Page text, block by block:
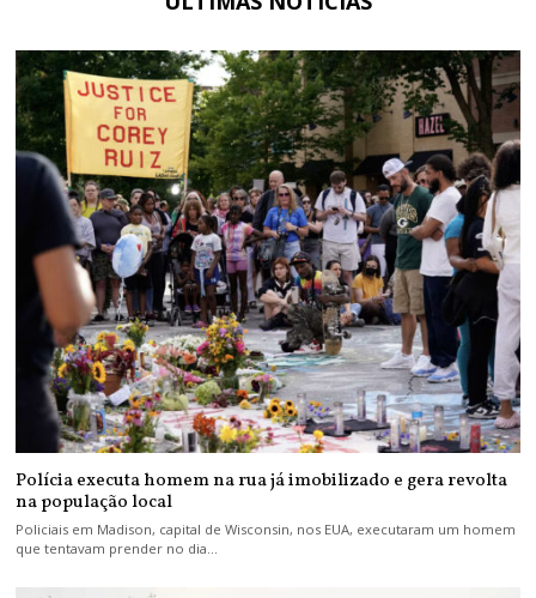
Polícia executa homem na rua já imobilizado e gera revolta
na população local
Policiais em Madison, capital de Wisconsin, nos EUA, executaram um homem
que tentavam prender no dia…